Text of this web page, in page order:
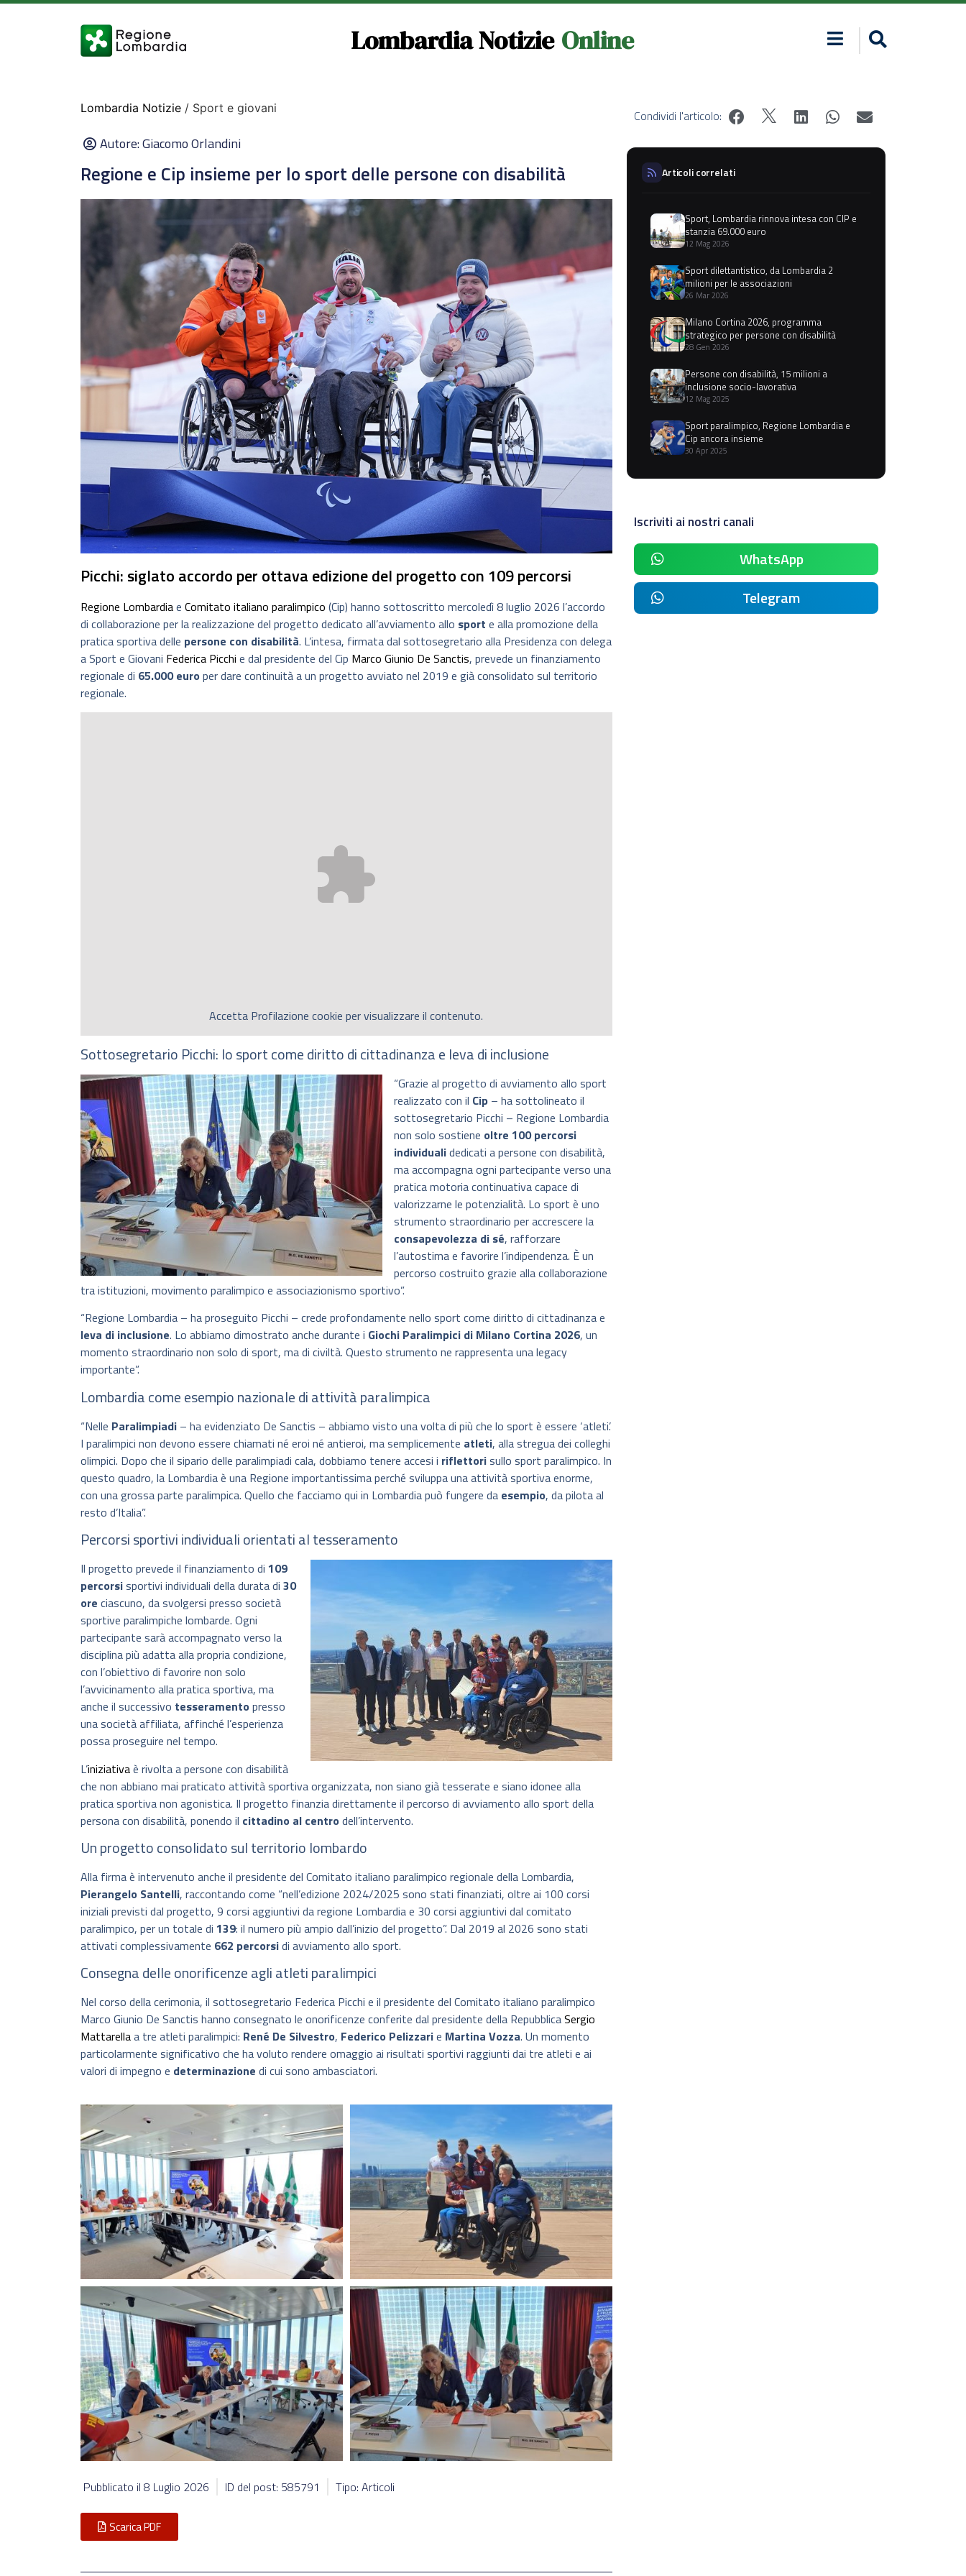
Lombardia Notizie Online
Lombardia Notizie / Sport e giovani
Autore:Giacomo Orlandini
Regione e Cip insieme per lo sport delle persone con disabilità
Picchi: siglato accordo per ottava edizione del progetto con 109 percorsi
Regione Lombardiae Comitato italiano paralimpico (Cip) hanno sottoscritto mercoledì 8 luglio 2026 l’accordo
di collaborazione per la realizzazione del progetto dedicato all’avviamento allo sport e alla promozione della
pratica sportiva delle persone con disabilità. L’intesa, firmata dal sottosegretario alla Presidenza con delega
a Sport e Giovani Federica Picchi e dal presidente del Cip Marco Giunio De Sanctis, prevede un finanziamento
regionale di 65.000 euro per dare continuità a un progetto avviato nel 2019 e già consolidato sul territorio
regionale.
Accetta Profilazione cookie per visualizzare il contenuto.
Sottosegretario Picchi: lo sport come diritto di cittadinanza e leva di inclusione
“Grazie al progetto di avviamento allo sport
realizzato con il Cip – ha sottolineato il
sottosegretario Picchi – Regione Lombardia
non solo sostiene oltre 100 percorsi
individualidedicati a persone con disabilità,
ma accompagna ogni partecipante verso una
pratica motoria continuativa capace di
valorizzarne le potenzialità. Lo sport è uno
strumento straordinario per accrescere la
consapevolezza di sé, rafforzare
l’autostima e favorire l’indipendenza. È un
percorso costruito grazie alla collaborazione
tra istituzioni, movimento paralimpico e associazionismo sportivo”.
“Regione Lombardia – ha proseguito Picchi – crede profondamente nello sport come diritto di cittadinanza e
leva di inclusione. Lo abbiamo dimostrato anche durante i Giochi Paralimpici di Milano Cortina 2026, un
momento straordinario non solo di sport, ma di civiltà. Questo strumento ne rappresenta una legacy
importante”.
Lombardia come esempio nazionale di attività paralimpica
“Nelle Paralimpiadi – ha evidenziato De Sanctis – abbiamo visto una volta di più che lo sport è essere ‘atleti’.
I paralimpici non devono essere chiamati né eroi né antieroi, ma semplicemente atleti, alla stregua dei colleghi
olimpici. Dopo che il sipario delle paralimpiadi cala, dobbiamo tenere accesi i riflettorisullo sport paralimpico. In
questo quadro, la Lombardia è una Regione importantissima perché sviluppa una attività sportiva enorme,
con una grossa parte paralimpica. Quello che facciamo qui in Lombardia può fungere da esempio, da pilota al
resto d’Italia”.
Percorsi sportivi individuali orientati al tesseramento
Il progetto prevede il finanziamento di 109
percorsisportivi individuali della durata di 30
ore ciascuno, da svolgersi presso società
sportive paralimpiche lombarde. Ogni
partecipante sarà accompagnato verso la
disciplina più adatta alla propria condizione,
con l’obiettivo di favorire non solo
l’avvicinamento alla pratica sportiva, ma
anche il successivo tesseramento presso
una società affiliata, affinché l’esperienza
possa proseguire nel tempo.
L’iniziativaè rivolta a persone con disabilità
che non abbiano mai praticato attività sportiva organizzata, non siano già tesserate e siano idonee alla
pratica sportiva non agonistica. Il progetto finanzia direttamente il percorso di avviamento allo sport della
persona con disabilità, ponendo il cittadino al centro dell’intervento.
Un progetto consolidato sul territorio lombardo
Alla firma è intervenuto anche il presidente del Comitato italiano paralimpico regionale della Lombardia,
Pierangelo Santelli, raccontando come “nell’edizione 2024/2025 sono stati finanziati, oltre ai 100 corsi
iniziali previsti dal progetto, 9 corsi aggiuntivi da regione Lombardia e 30 corsi aggiuntivi dal comitato
paralimpico, per un totale di 139: il numero più ampio dall’inizio del progetto”. Dal 2019 al 2026 sono stati
attivati complessivamente 662 percorsidi avviamento allo sport.
Consegna delle onorificenze agli atleti paralimpici
Nel corso della cerimonia, il sottosegretario Federica Picchi e il presidente del Comitato italiano paralimpico
Marco Giunio De Sanctis hanno consegnato le onorificenze conferite dal presidente della RepubblicaSergio
Mattarellaa tre atleti paralimpici: René De Silvestro, Federico Pelizzarie Martina Vozza. Un momento
particolarmente significativo che ha voluto rendere omaggio ai risultati sportivi raggiunti dai tre atleti e ai
valori di impegno e determinazione di cui sono ambasciatori.
Pubblicato il 8 Luglio 2026 ID del post: 585791 Tipo: Articoli
Scarica PDF
Condividi l'articolo:
Articoli correlati
Sport, Lombardia rinnova intesa con CIP e
stanzia 69.000 euro
12 Mag 2026
Sport dilettantistico, da Lombardia 2
milioni per le associazioni
26 Mar 2026
Milano Cortina 2026, programma
strategico per persone con disabilità
28 Gen 2026
Persone con disabilità, 15 milioni a
inclusione socio-lavorativa
12 Mag 2025
Sport paralimpico, Regione Lombardia e
Cip ancora insieme
30 Apr 2025
Iscriviti ai nostri canali
WhatsApp
Telegram